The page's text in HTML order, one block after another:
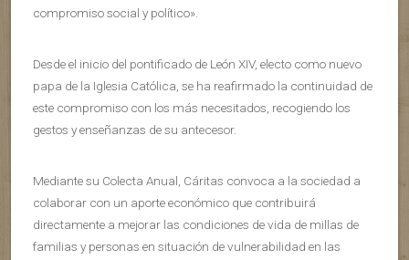
compromiso social y político».
Desde el inicio del pontificado de León XIV, electo como nuevo
papa de la Iglesia Católica, se ha reafirmado la continuidad de
este compromiso con los más necesitados, recogiendo los
gestos y enseñanzas de su antecesor.
Mediante su Colecta Anual, Cáritas convoca a la sociedad a
colaborar con un aporte económico que contribuirá
directamente a mejorar las condiciones de vida de millas de
familias y personas en situación de vulnerabilidad en las